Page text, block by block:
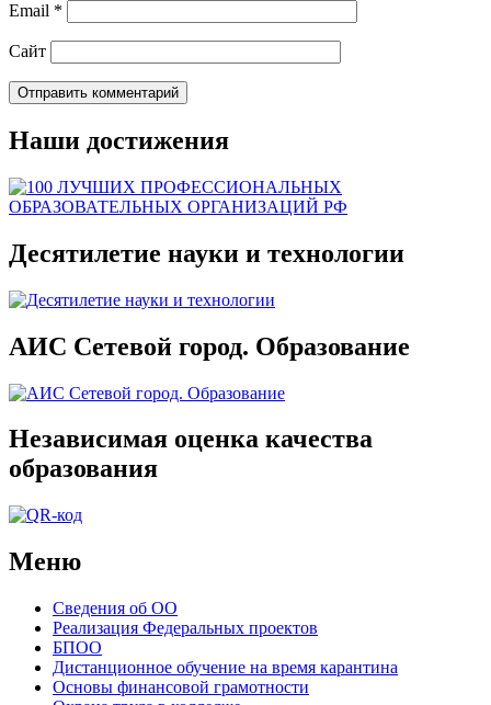
Email *
Сайт
Наши достижения
Десятилетие науки и технологии
АИС Сетевой город. Образование
Независимая оценка качества
образования
Меню
Сведения об ОО
Реализация Федеральных проектов
БПОО
Дистанционное обучение на время карантина
Основы финансовой грамотности